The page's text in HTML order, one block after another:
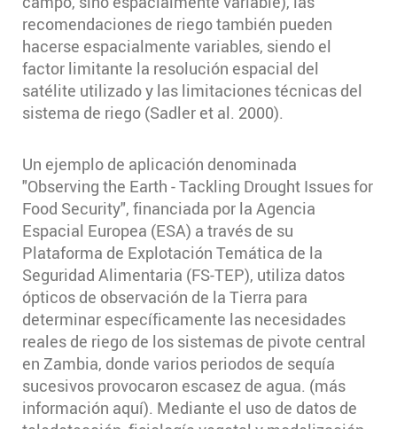
recomendaciones de riego también pueden
hacerse espacialmente variables, siendo el
factor limitante la resolución espacial del
satélite utilizado y las limitaciones técnicas del
sistema de riego (Sadler et al. 2000).
Un ejemplo de aplicación denominada
"Observing the Earth - Tackling Drought Issues for
Food Security", financiada por la Agencia
Espacial Europea (ESA) a través de su
Plataforma de Explotación Temática de la
Seguridad Alimentaria (FS-TEP), utiliza datos
ópticos de observación de la Tierra para
determinar específicamente las necesidades
reales de riego de los sistemas de pivote central
en Zambia, donde varios periodos de sequía
sucesivos provocaron escasez de agua. (más
información aquí). Mediante el uso de datos de